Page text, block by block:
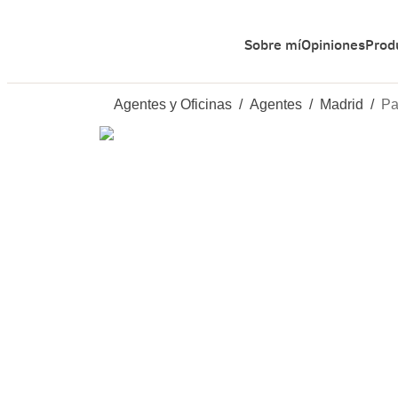
Sobre míOpiniones
Agentes y Oficinas / Agentes / Madrid /